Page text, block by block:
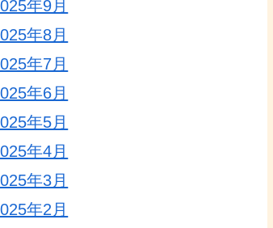
年9月
年8月
年7月
年6月
年5月
年4月
年3月
年2月